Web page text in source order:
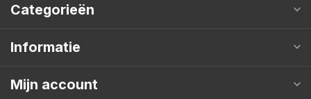
Categorieën
Informatie
Mijn account